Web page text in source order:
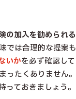
の加入を勧められる
は合理的な提案も
いかを必ず確認し
ったくありません
ておきましょう。